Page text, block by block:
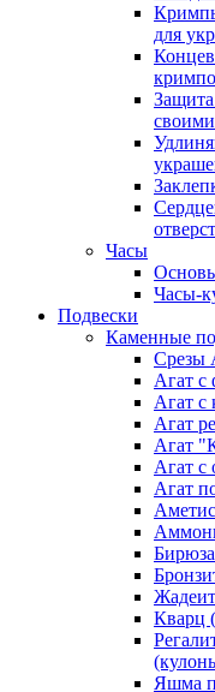
для
Часы
Часы-
Подвески
Каменные
Срезы
Агат с
Агат с
Агат
Агат
Агат с
Агат
Кварц
Яшма